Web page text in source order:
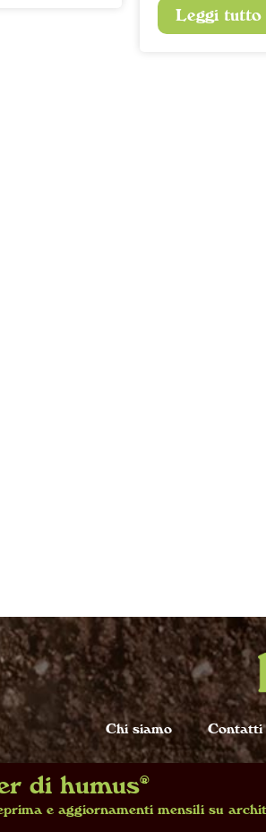
Leggi tutto
Chi siamo Contatti
©2026 GranitiFiandre Spa,
di humus®
e aggiornamenti mensili su